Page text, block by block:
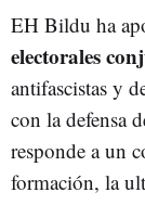
EH Bildu ha
electorales
antifascistas y
con la defensa
responde a un
formación, la